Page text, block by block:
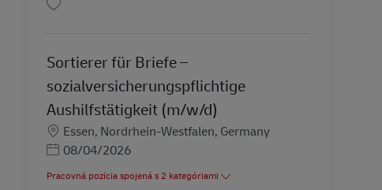
Sortierer für Briefe –
sozialversicherungspflichtige
Aushilfstätigkeit (m/w/d)
Miesto
Essen, Nordrhein-Westfalen, Germany
Posted Date
08/04/2026
Pracovná pozícia spojená s 2 kategóriami